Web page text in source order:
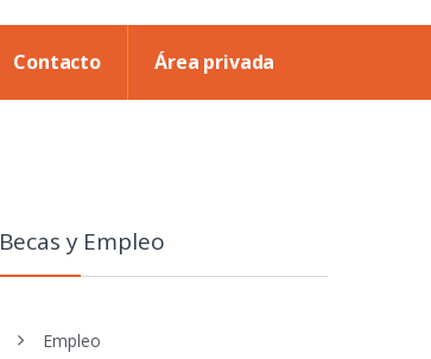
Contacto Área privada
Becas y Empleo
Empleo